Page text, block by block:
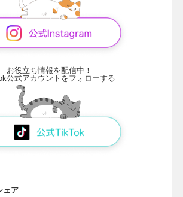
お役立ち情報を配信中！
公式アカウントをフォローする
ェア